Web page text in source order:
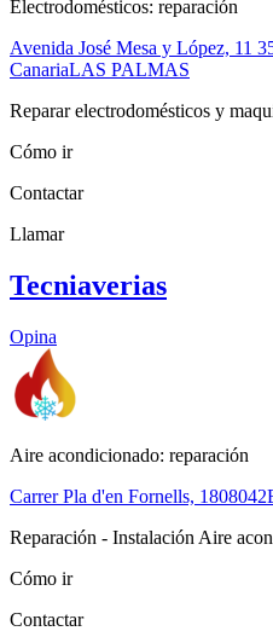
Electrodomésticos: reparación
Avenida José Mesa y López, 11
CanariaLAS PALMAS
Reparar electrodomésticos y
Cómo ir
Contactar
Llamar
Tecniaverias
Opina
Aire acondicionado: reparación
Carrer Pla d'en Fornells, 1808042
Reparación - Instalación Aire
Cómo ir
Contactar